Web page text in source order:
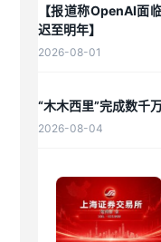
【报道称OpenAI面
迟至明年】
2026-08-01
“木木西里”完成数千
2026-08-04